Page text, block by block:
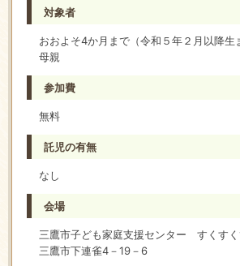
対象者
おおよそ4か月まで（令和５年２月以降生
母親
参加費
無料
託児の有無
なし
会場
三鷹市子ども家庭支援センター すくす
三鷹市下連雀4－19－6